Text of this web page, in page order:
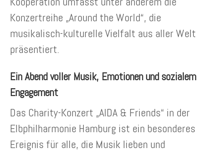
Konzertreihe „Around the World“, die
musikalisch-kulturelle Vielfalt aus aller Welt
präsentiert.
Ein Abend voller Musik, Emotionen und sozialem
Engagement
Das Charity-Konzert „AIDA & Friends“ in der
Elbphilharmonie Hamburg ist ein besonderes
Ereignis für alle, die Musik lieben und